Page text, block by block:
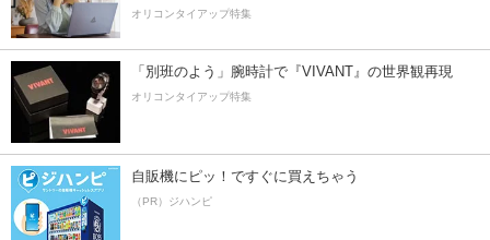
オリコンタイアップ特集
「別班のよう」腕時計で『VIVANT』の世界観再現
オリコンタイアップ特集
自販機にピッ！ですぐに買えちゃう
（PR）ジハンピ